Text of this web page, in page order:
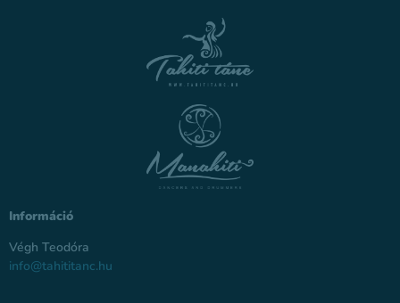
Információ
Végh Teodóra
info@tahititanc.hu